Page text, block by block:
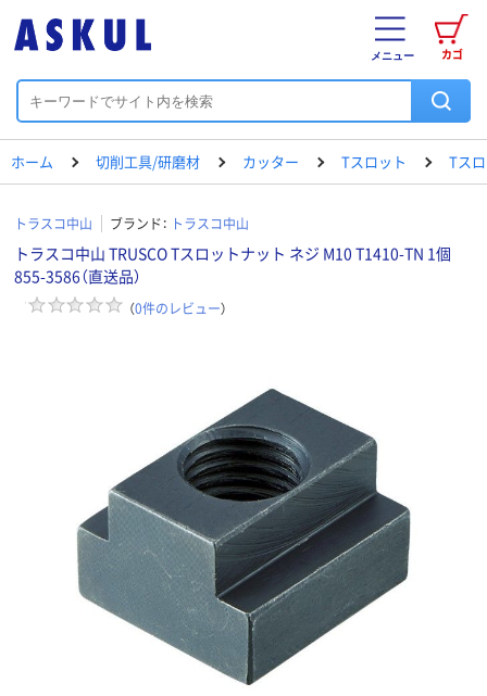
カゴ
メニュー
ホーム 切削工具/研磨材 カッター Tスロット Tスロ
トラスコ中山 ブランド： トラスコ中山
トラスコ中山 TRUSCO Tスロットナット ネジ M10 T1410-TN 1個
855-3586（直送品）
（0件のレビュー）